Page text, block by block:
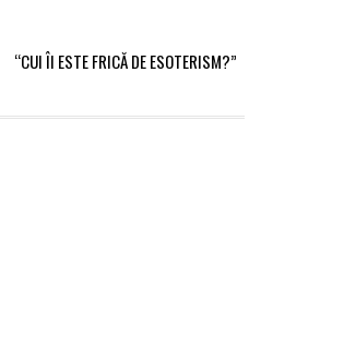
“CUI ÎI ESTE FRICĂ DE ESOTERISM?”